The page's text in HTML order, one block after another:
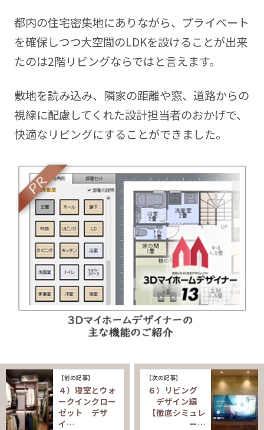
都内の住宅密集地にありながら、プライベート
を確保しつつ大空間のLDKを設けることが出来
たのは2階リビングならではと言えます。
敷地を読み込み、隣家の距離や窓、道路からの
視線に配慮してくれた設計担当者のおかげで、
快適なリビングにすることができました。
【前の記事】
４）寝室とウォ
ークインクロー
ゼット デザ
イ…
【次の記事】
６）リビング
デザイン編
【徹底シミュレ
ー…